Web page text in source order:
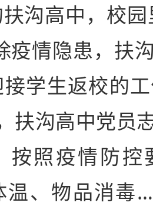
沟高中，校
疫情隐患，扶
学生返校的
扶沟高中党员
按照疫情防控
温、物品消毒